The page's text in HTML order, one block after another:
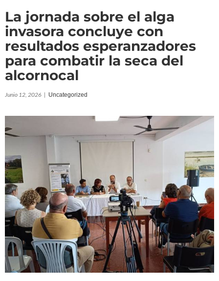
La jornada sobre el alga
invasora concluye con
resultados esperanzadores
para combatir la seca del
alcornocal
Junio 12, 2026 | Uncategorized